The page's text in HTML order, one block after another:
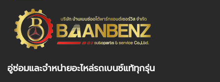
อู่ซ่อมและจำหน่ายอะไหล่รถเบนซ์แท้ทุกรุ่น